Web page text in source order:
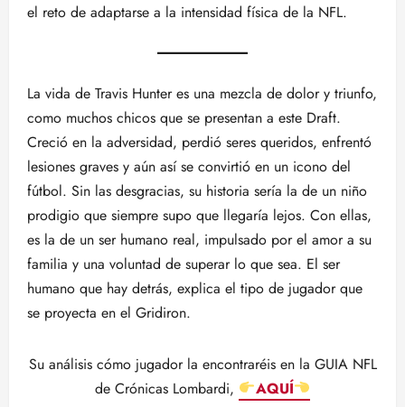
el reto de adaptarse a la intensidad física de la NFL.
La vida de Travis Hunter es una mezcla de dolor y triunfo,
como muchos chicos que se presentan a este Draft.
Creció en la adversidad, perdió seres queridos, enfrentó
lesiones graves y aún así se convirtió en un icono del
fútbol. Sin las desgracias, su historia sería la de un niño
prodigio que siempre supo que llegaría lejos. Con ellas,
es la de un ser humano real, impulsado por el amor a su
familia y una voluntad de superar lo que sea. El ser
humano que hay detrás, explica el tipo de jugador que
se proyecta en el Gridiron.
Su análisis cómo jugador la encontraréis en la GUIA NFL
de Crónicas Lombardi,
AQUÍ